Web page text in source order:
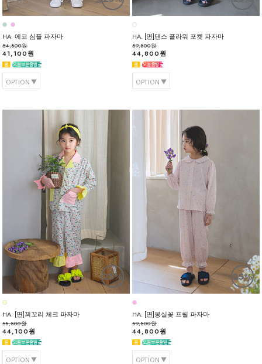
HA. 에코 심플 파자마
54,800원
41,100원
OPTION
HA. [면]댄스 플라워 포켓 파자마
59,800원
44,800원
OPTION
25%
HA. [면]꾀꼬리 체크 파자마
58,800원
44,100원
OPTION
25%
HA. [면]몽실꽃 프릴 파자마
59,800원
44,800원
OPTION